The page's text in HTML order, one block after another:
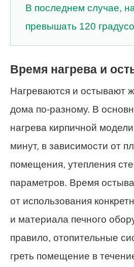
В последнем случае,
превышать 120
Время нагрева и
Нагреваются и остывают
дома по-разному. В
нагрева кирпичной
минут, в зависимости от
помещения, утепления
параметров. Время
от использования
и материала печного
правило, отопительные
греть помещение в